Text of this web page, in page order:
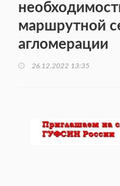
маршрутной
агломерации
26.12.2022 13:35